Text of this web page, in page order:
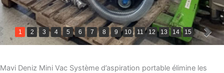
1 2 3 4 5 6 7 8 9 10 11 12 13 14 15
Mavi Deniz Mini Vac Système d’aspiration portable élimine les